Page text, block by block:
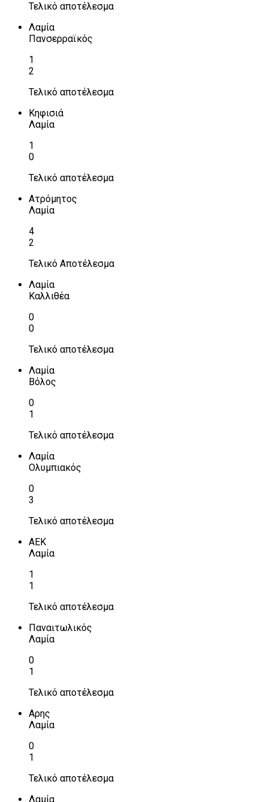
Τελικό αποτέλεσμα
Λαμία
Πανσερραϊκός
1
2
Τελικό αποτέλεσμα
Κηφισιά
Λαμία
1
0
Τελικό αποτέλεσμα
Ατρόμητος
Λαμία
4
2
Τελικό Αποτέλεσμα
Λαμία
Καλλιθέα
0
0
Τελικό αποτέλεσμα
Λαμία
Βόλος
0
1
Τελικό αποτέλεσμα
Λαμία
Ολυμπιακός
0
3
Τελικό αποτέλεσμα
ΑΕΚ
Λαμία
1
1
Τελικό αποτέλεσμα
Παναιτωλικός
Λαμία
0
1
Τελικό αποτέλεσμα
Αρης
Λαμία
0
1
Τελικό αποτέλεσμα
Λαμία